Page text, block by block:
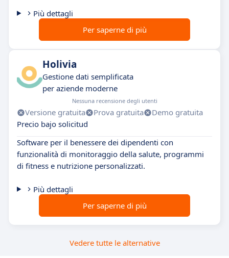
Più dettagli
Per saperne di più
Holivia
Gestione dati semplificata
per aziende moderne
Nessuna recensione degli utenti
Versione gratuita Prova gratuita
Demo gratuita
Precio bajo solicitud
Software per il benessere dei dipendenti con
funzionalità di monitoraggio della salute, programmi
di fitness e nutrizione personalizzati.
Più dettagli
Per saperne di più
Vedere tutte le alternative